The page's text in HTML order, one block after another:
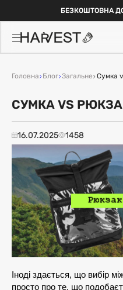
БЕЗКОШТОВНА
Головна Блог Загальне Сумка
СУМКА VS
16.07.2025 1458
Іноді здається, що вибір
просто про те, що